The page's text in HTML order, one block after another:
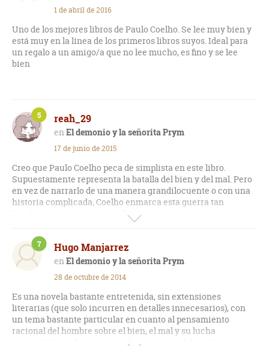
1 de abril de 2016
Uno de los mejores libros de Paulo Coelho. Se lee muy bien y
está muy en la línea de los primeros libros suyos. Ideal para
un regalo a un amigo/a que no lee mucho, es fino y se lee
bien
reah_29
El demonio y la señorita Prym
5
17 de junio de 2015
Creo que Paulo Coelho peca de simplista en este libro.
Supuestamente representa la batalla del bien y del mal. Pero
en vez de narrarlo de una manera grandilocuente o con una
historia complicada, Coelho enmarca esta guerra tan
familiar, en un entorno rural y con unas circunstancias muy
concretas, lo que a mi modo de ver le da atractivo a la novela.
La forma de escribir tan sencilla del autor ayuda a mejorar la
primera impresión que se tiene del libro. Quizás la historia
sea de sobra conocida, pero está puesta en escena de un
modo simple y comprensible para todos los lectores.
Por desgracia la novela decae muy rápido, cayendo en los
previsibles tópicos del género. El autor intenta abarcar
muchos conceptos, lo que conduce a que tenga que
Hugo Manjarrez
El demonio y la señorita Prym
7
28 de octubre de 2014
Es una novela bastante entretenida, sin extensiones
literarias (que solo incurren en detalles innecesarios), con
un tema bastante particular en cuanto al pensamiento
racional del hombre sobre el bien, el mal y su lucha
incansable en el corazón y subconsciente del ser humano.